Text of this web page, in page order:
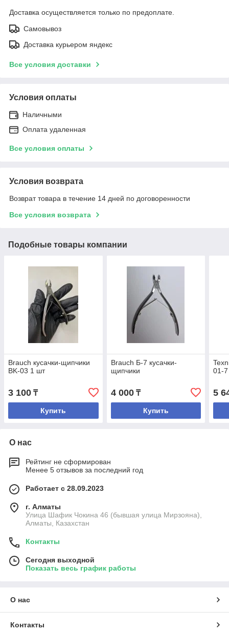
Доставка осуществляется только по предоплате.
Самовывоз
Доставка курьером яндекс
Все условия доставки
Условия оплаты
Наличными
Оплата удаленная
Все условия оплаты
Условия возврата
Возврат товара в течение 14 дней по договоренности
Все условия возврата
Подобные товары компании
Brauch кусачки-щипчики
BK-03 1 шт
3 100 ₸
Купить
Brauch Б-7 кусачки-
щипчики
4 000₸
Купить
01-
5
О нас
Рейтинг не сформирован
Менее 5 отзывов за последний год
Работает с 28.09.2023
г. Алматы
Улица Шафик Чокина 46 (бывшая улица Мирзояна),
Алматы, Казахстан
Контакты
Сегодня выходной
Показать весь график работы
О нас
Контакты